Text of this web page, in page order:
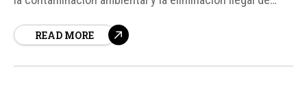
Papa tiene lugar con motivo del aniversario de la...
READ MORE